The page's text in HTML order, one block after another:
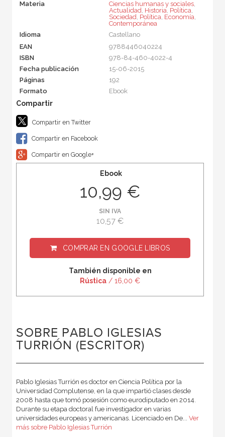
Materia Ciencias humanas y sociales,
Actualidad, Historia, Política,
Sociedad, Política, Economía,
Contemporánea
Idioma
Castellano
EAN
9788446040224
ISBN
978-84-460-4022-4
Fecha publicación
15-06-2015
Páginas
192
Formato
Ebook
Compartir en Twitter
Compartir en Facebook
Compartir en Google+
Ebook
10,99 €
SIN IVA
10,57 €
COMPRAR EN GOOGLE LIBROS
También disponible en
Rústica / 16,00 €
SOBRE PABLO IGLESIAS
TURRIÓN (ESCRITOR)
Pablo Iglesias Turrión es doctor en Ciencia Política por la
Universidad Complutense, en la que impartió clases desde
2008 hasta que tomó posesión como eurodiputado en 2014.
Durante su etapa doctoral fue investigador en varias
universidades euro­peas y americanas. Licenciado en De... Ver
más sobre Pablo Iglesias Turrión